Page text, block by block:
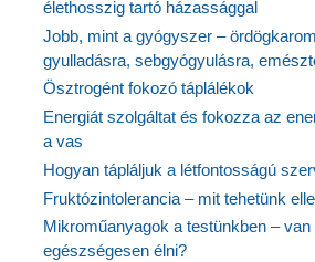
élethosszig tartó házassággal
Jobb, mint a gyógyszer –
gyulladásra, sebgyógyulásra,
Ösztrogént fokozó táplálékok
Energiát szolgáltat és fokozza az
a vas
Hogyan tápláljuk a létfontosságú
Fruktózintolerancia – mit tehetünk
Mikroműanyagok a testünkben –
egészségesen élni?